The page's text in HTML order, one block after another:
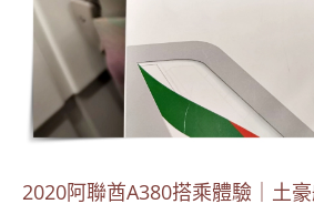
2020阿聯酋A380搭乘體驗｜土